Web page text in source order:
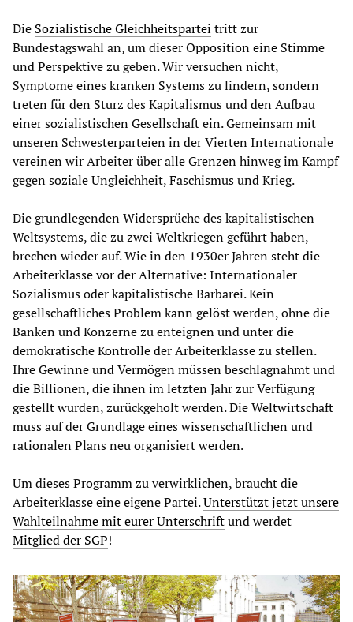
Die Sozialistische Gleichheitspartei tritt zur
Bundestagswahl an, um dieser Opposition eine Stimme
und Perspektive zu geben. Wir versuchen nicht,
Symptome eines kranken Systems zu lindern, sondern
treten für den Sturz des Kapitalismus und den Aufbau
einer sozialistischen Gesellschaft ein. Gemeinsam mit
unseren Schwesterparteien in der Vierten Internationale
vereinen wir Arbeiter über alle Grenzen hinweg im Kampf
gegen soziale Ungleichheit, Faschismus und Krieg.
Die grundlegenden Widersprüche des kapitalistischen
Weltsystems, die zu zwei Weltkriegen geführt haben,
brechen wieder auf. Wie in den 1930er Jahren steht die
Arbeiterklasse vor der Alternative: Internationaler
Sozialismus oder kapitalistische Barbarei. Kein
gesellschaftliches Problem kann gelöst werden, ohne die
Banken und Konzerne zu enteignen und unter die
demokratische Kontrolle der Arbeiterklasse zu stellen.
Ihre Gewinne und Vermögen müssen beschlagnahmt und
die Billionen, die ihnen im letzten Jahr zur Verfügung
gestellt wurden, zurückgeholt werden. Die Weltwirtschaft
muss auf der Grundlage eines wissenschaftlichen und
rationalen Plans neu organisiert werden.
Um dieses Programm zu verwirklichen, braucht die
Arbeiterklasse eine eigene Partei.Unterstützt jetzt unsere
Wahlteilnahme mit eurer Unterschriftund werdet
Mitglied der SGP!